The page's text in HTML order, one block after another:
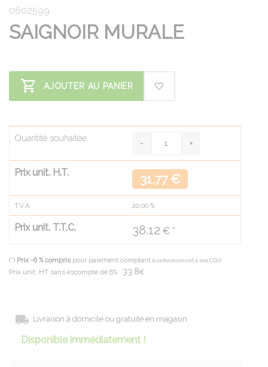
0602599
SAIGNOIR MURALE
AJOUTER AU PANIER
Quantité souhaitée
Prix unit. H.T. 31.77 €
T.V.A. 20.00 %
Prix unit. T.T.C. 38.12 € *
(*) Prix -6 % compris pour paiement comptant (conformément à nos CGV)
Prix unit. HT sans escompte de 6% : 33.8€
Livraison à domicile ou gratuite en magasin
Disponible immédiatement !